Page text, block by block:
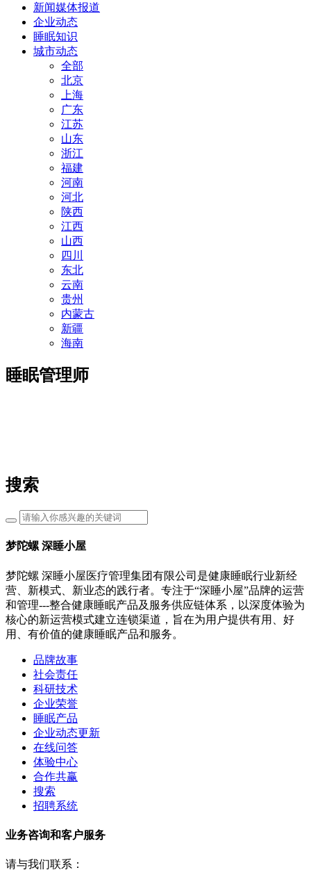
新闻媒体报道
企业动态
睡眠知识
城市动态
全部
北京
上海
广东
江苏
山东
浙江
福建
河南
河北
陕西
江西
山西
四川
东北
云南
贵州
内蒙古
新疆
海南
睡眠管理师
搜索
梦陀螺 深睡小屋
梦陀螺 深睡小屋医疗管理集团有限公司是健康睡眠行业新经
营、新模式、新业态的践行者。专注于“深睡小屋”品牌的运营
和管理---整合健康睡眠产品及服务供应链体系，以深度体验为
核心的新运营模式建立连锁渠道，旨在为用户提供有用、好
用、有价值的健康睡眠产品和服务。
品牌故事
社会责任
科研技术
企业荣誉
睡眠产品
企业动态更新
在线问答
体验中心
合作共赢
搜索
招聘系统
业务咨询和客户服务
请与我们联系：